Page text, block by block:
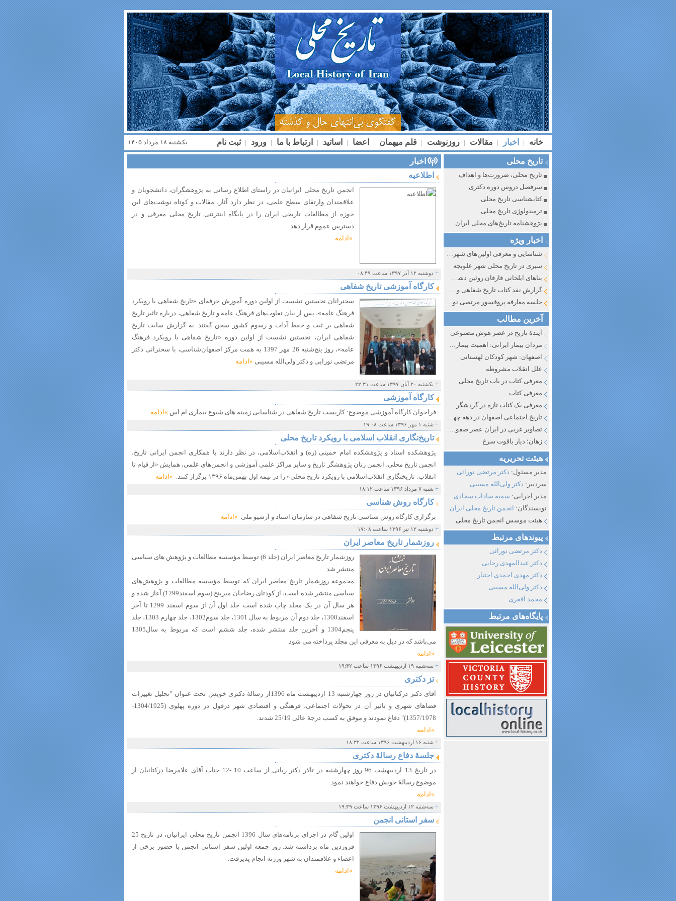
خانه | اخبار | مقالات | روزنوشت | قلم میهمان | اعضا | اساتید | ارتباط با ما | ورود | ثبت نام یکشنبه ۱۸ مرداد ۱۴۰۵
تاریخ محلی
تاریخ محلی، ضرورت‌ها و اهداف
سرفصل دروس دوره دکتری
کتابشناسی تاریخ محلی
ترمینولوژی تاریخ محلی
پژوهشنامه تاریخ‌های محلی ایران
اخبار ویژه
شناسایی و معرفی اولین‌های شهر مشهد
سیری در تاریخ محلی شهر علویجه
بناهای ایلخانی فارفان روئین دشت اصفهان
گزارش نقد کتاب تاریخ شفاهی و جایگاه آن در تاریخ نگاری معاصر ایران ۱۳۸۵-۱۳۵۸
جلسه معارفه پروفسور مرتضی نورائی در دپارتمان شرق‌شناسی دانشگاه صوفیا، بلغارستان
آخرین مطالب
آیندهٔ تاریخ در عصر هوش مصنوعی
مردان بیمار ایرانی: اهمیت بیماری به عنوان عاملی در تفسیر تاریخ سیاسی ایران جدید
اصفهان: شهر کودکان لهستانی
علل انقلاب مشروطه
معرفی کتاب در باب تاریخ محلی
معرفی کتاب
معرفی یک کتاب تازه در گردشگری اصفهان
تاریخ اجتماعی اصفهان در دهه چهل و پنجاه از نگاه طنز نوروز جمشاد
تصاویر غربی در ایران عصر صفوی و قاجار
زهان؛ دیار یاقوت سرخ
هیئت تحریریه
مدیر مسئول: دکتر مرتضی نورائی
سردبیر: دکتر ولی‌الله مسیبی
مدیر اجرایی: سمیه سادات سجادی
نویسندگان: انجمن تاریخ محلی ایران
هیئت موسس انجمن تاریخ محلی
پیوند‌های مرتبط
دکتر مرتضی نورائی
دکتر عبدالمهدی رجایی
دکتر مهدی احمدی اختیار
دکتر ولی‌الله مسیبی
محمد افقری
پایگاه‌های مرتبط
اخبار
اطلاعیه
انجمن تاریخ محلی ایرانیان در راستای اطلاع رسانی به پژوهشگران، دانشجویان و
علاقمندان وارتقای سطح علمی، در نظر دارد آثار، مقالات و کوتاه نوشت‌های این
حوزه از مطالعات تاریخی ایران را در پایگاه اینترنتی تاریخ محلی معرفی و در
دسترس عموم قرار دهد.
»ادامه
+ دوشنبه ۱۲ آذر ۱۳۹۷ ساعت ۰۸:۴۹
کارگاه آموزشی تاریخ شفاهی
سخنرانان نخستین نشست از اولین دوره آموزش حرفه‌ای «تاریخ شفاهی با رویکرد
فرهنگ عامه»، پس از بیان تفاوت‌های فرهنگ عامه و تاریخ شفاهی، درباره تاثیر تاریخ
شفاهی بر ثبت و حفظ آداب و رسوم کشور سخن گفتند. به گزارش سایت تاریخ
شفاهی ایران، نخستین نشست از اولین دوره «تاریخ شفاهی با رویکرد فرهنگ
عامه»، روز پنج‌شنبه 26 مهر 1397 به همت مرکز اصفهان‌شناسی، با سخنرانی دکتر
مرتضی نورایی و دکتر ولی‌الله مسیبی »ادامه
+ یکشنبه ۲۰ آبان ۱۳۹۷ ساعت ۲۲:۳۱
کارگاه آموزشی
فراخوان کارگاه آموزشی موضوع: کاربست تاریخ شفاهی در شناسایی زمینه های شیوع بیماری ام اس »ادامه
+ شنبه ۱ مهر ۱۳۹۶ ساعت ۱۹:۰۸
تاریخ‌نگاری انقلاب اسلامی با رویکرد تاریخ محلی
پژوهشکده اسناد و پژوهشکده امام خمینی (ره) و انقلاب‌اسلامی، در نظر دارند با همکاری انجمن ایرانی تاریخ،
انجمن تاریخ محلی، انجمن زنان پژوهشگر تاریخ و سایر مراکز علمی آموزشی و انجمن‌های علمی، همایش «از قیام تا
انقلاب: تاریخنگاری انقلاب‌اسلامی با رویکرد تاریخ محلی» را در نیمه اول بهمن‌ماه ۱۳۹۶ برگزار کنند.
»ادامه
+ شنبه ۷ مرداد ۱۳۹۶ ساعت ۱۸:۱۲
کارگاه روش شناسی
برگزاری کارگاه روش شناسی تاریخ شفاهی در سازمان اسناد و آرشیو ملی »ادامه
+ دوشنبه ۱۲ تیر ۱۳۹۶ ساعت ۱۷:۰۸
روزشمار تاریخ معاصر ایران
روزشمار تاریخ معاصر ایران (جلد 6) توسط مؤسسه مطالعات و پژوهش های سیاسی
منتشر شد
مجموعه روزشمار تاریخ معاصر ایران که توسط مؤسسه مطالعات و پژوهش‌های
سیاسی منتشر شده است، از کودتای رضاخان میرپنج (سوم اسفند1299) آغاز شده و
هر سال آن در یک مجلد چاپ شده است. جلد اول آن از سوم اسفند 1299 تا آخر
اسفند1300، جلد دوم آن مربوط به سال 1301، جلد سوم1302، جلد چهارم 1303، جلد
پنجم1304 و آخرین جلد منتشر شده، جلد ششم است که مربوط به سال1305
می‌باشد که در ذیل به معرفی این مجلد پرداخته می شود.
»ادامه
+ سه‌شنبه ۱۹ اردیبهشت ۱۳۹۶ ساعت ۱۹:۴۲
تز دکتری
آقای دکتر درکتانیان در روز چهارشنبه 13 اردیبهشت ماه 1396از رسالۀ دکتری خویش تحت عنوان "تحلیل تغییرات
فضاهای شهری و تاثیر آن در تحولات اجتماعی، فرهنگی و اقتصادی شهر دزفول در دوره پهلوی (1304/1925-
1357/1978)" دفاع نمودند و موفق به کسب درجۀ عالی 25/19 شدند.
»ادامه
+ شنبه ۱۶ اردیبهشت ۱۳۹۶ ساعت ۱۸:۳۲
جلسۀ دفاع رسالۀ دکتری
در تاریخ 13 اردیبهشت 96 روز چهارشنبه در تالار دکتر ربانی از ساعت 10 -12 جناب آقای غلامرضا درکتانیان از
موضوع رسالۀ خویش دفاع خواهند نمود.
»ادامه
+ سه‌شنبه ۱۲ اردیبهشت ۱۳۹۶ ساعت ۱۹:۳۹
سفر استانی انجمن
اولین گام در اجرای برنامه‌های سال 1396 انجمن تاریخ محلی ایرانیان، در تاریخ 25
فروردین ماه برداشته شد. روز جمعه اولین سفر استانی انجمن با حضور برخی از
اعضاء و علاقمندان به شهر ورزنه انجام پذیرفت.
»ادامه